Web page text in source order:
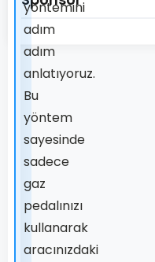
yöntemini
adım
adım
anlatıyoruz.
Bu
yöntem
sayesinde
sadece
gaz
pedalınızı
kullanarak
aracınızdaki